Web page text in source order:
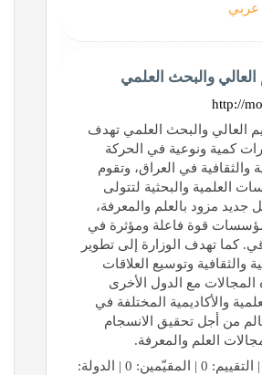
عربي
العالي والبحث العلمي
http://
العالي والبحث العلمي تهدف
كمية ونوعية في الحركة
والثقافية في العراق، وتقوم
العلمية والبحثية لتتولى
جديد مزود بالعلم والمعرفة،
قوة فاعلة ومؤثرة في
كما تهدف الوزارة إلى تطوير
والثقافية وتوسيع العلاقات
المجالات مع الدول الأخرى
والأكاديمية المختلفة في
من أجل تحقيق الانسجام
العلم والمعرفة.